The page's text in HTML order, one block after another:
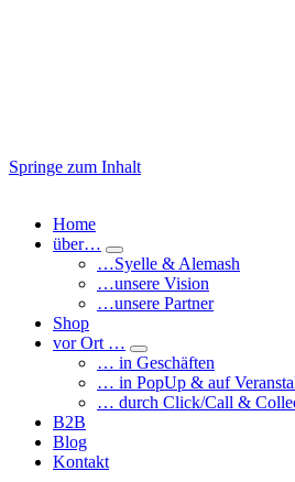
Springe zum Inhalt
Home
über…
…Syelle & Alemash
…unsere Vision
…unsere Partner
Shop
vor Ort …
… in Geschäften
… in PopUp & auf
… durch Click/Call &
B2B
Blog
Kontakt